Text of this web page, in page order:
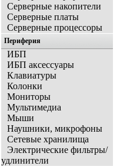
Серверные накопители
Серверные платы
Серверные процессоры
Периферия
ИБП
ИБП аксессуары
Клавиатуры
Колонки
Мониторы
Мультимедиа
Мыши
Наушники, микрофоны
Сетевые хранилища
Электрические фильтры/
удлинители